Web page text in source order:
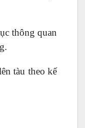
thông quan
tàu theo kế